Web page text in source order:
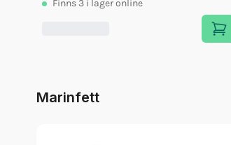
Finns 3 i lager online
Marinfett